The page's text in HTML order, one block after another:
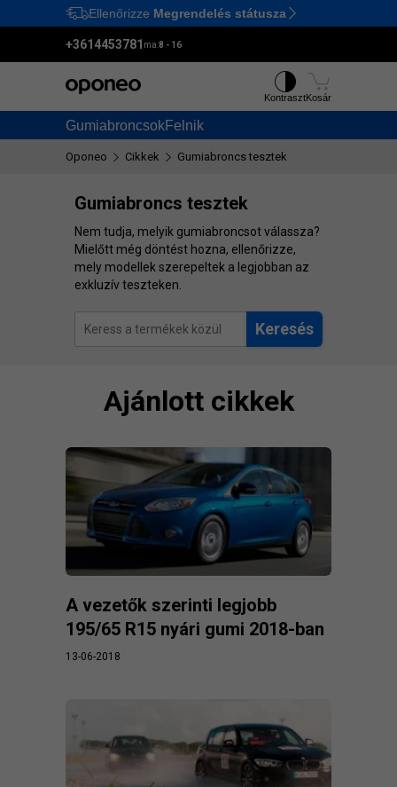
Ctrl M
Ellenőrizze Megrendelés státusza
+3614453781 ma:8 - 16
GumiabroncsokFelnik
KontrasztKosár
Oponeo Cikkek Gumiabroncs tesztek
Gumiabroncs tesztek
Nem tudja, melyik gumiabroncsot válassza?
Mielőtt még döntést hozna, ellenőrizze,
mely modellek szerepeltek a legjobban az
exkluzív teszteken.
Keresés
Ajánlott cikkek
A vezetők szerinti legjobb
195/65 R15 nyári gumi 2018-ban
13-06-2018